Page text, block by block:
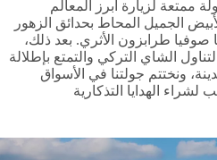
ممتعة لزيارة أبرز المعالم
الجميل المحاط بحدائق الزهور
صوفيا طرابزون الأثري. بعد ذلك،
الشاي التركي والتمتع بإطلالة
ونختتم جولتنا في الأسواق
الهدايا التذكارية